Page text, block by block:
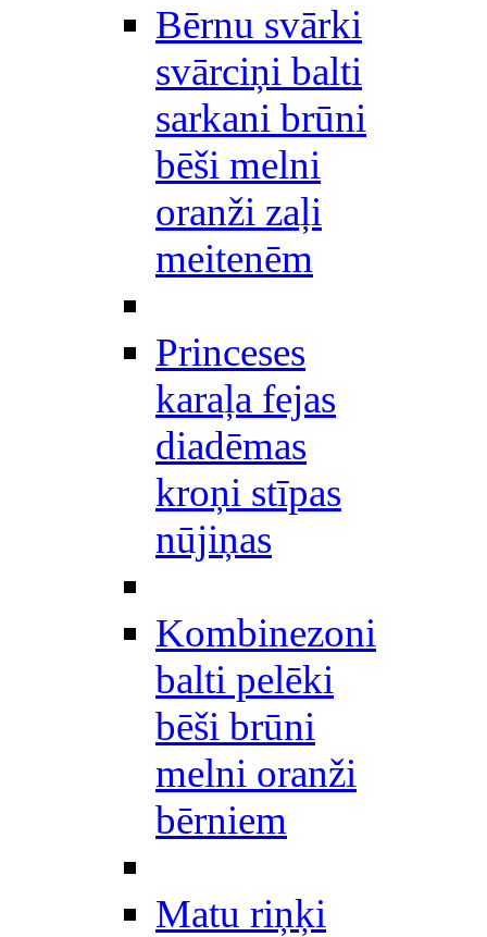
Bērnu svārki
svārciņi balti
sarkani brūni
bēši melni
oranži zaļi
meitenēm
Princeses
karaļa fejas
diadēmas
kroņi stīpas
nūjiņas
Kombinezoni
balti pelēki
bēši brūni
melni oranži
bērniem
Matu riņķi